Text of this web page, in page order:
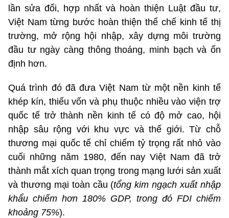
lần sửa đổi, hợp nhất và hoàn thiện Luật đầu tư,
Việt Nam từng bước hoàn thiện thể chế kinh tế thị
trường, mở rộng hội nhập, xây dựng môi trường
đầu tư ngày càng thông thoáng, minh bạch và ổn
định hơn.
Quá trình đó đã đưa Việt Nam từ một nền kinh tế
khép kín, thiếu vốn và phụ thuộc nhiều vào viện trợ
quốc tế trở thành nền kinh tế có độ mở cao, hội
nhập sâu rộng với khu vực và thế giới. Từ chỗ
thương mại quốc tế chỉ chiếm tỷ trọng rất nhỏ vào
cuối những năm 1980, đến nay Việt Nam đã trở
thành mắt xích quan trọng trong mạng lưới sản xuất
và thương mại toàn cầu (tổng kim ngạch xuất nhập
khẩu chiếm hơn 180% GDP, trong đó FDI chiếm
khoảng 75%).